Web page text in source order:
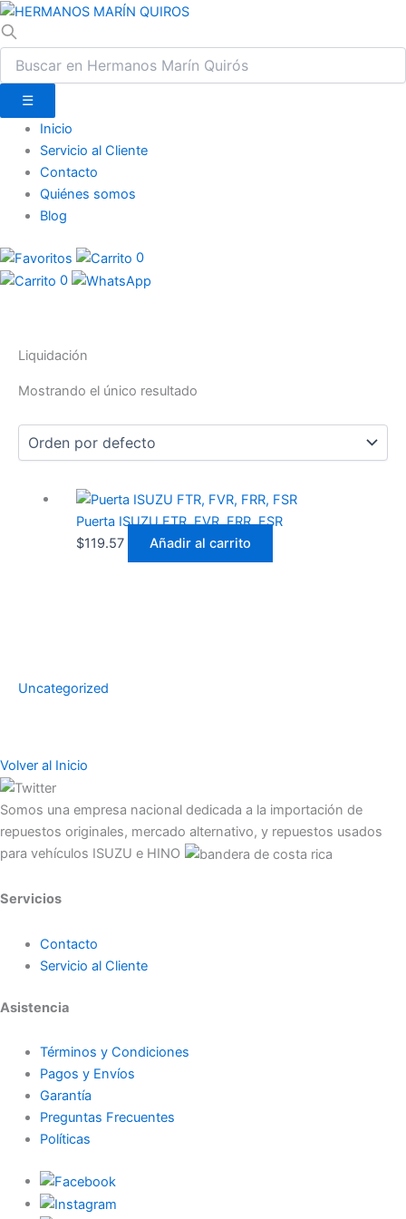
☰
Inicio
Servicio al Cliente
Contacto
Quiénes somos
Blog
0
0
Uncategorized
Liquidación
Mostrando el único resultado
Puerta ISUZU FTR, FVR, FRR, FSR
$119.57 Añadir al carrito
Volver al Inicio
Somos una empresa nacional dedicada a la importación de
repuestos originales, mercado alternativo, y repuestos usados
para vehículos ISUZU e HINO
Servicios
Contacto
Servicio al Cliente
Asistencia
Términos y Condiciones
Pagos y Envíos
Garantía
Preguntas Frecuentes
Políticas